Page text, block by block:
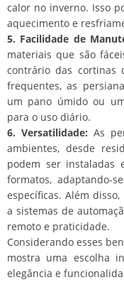
calor no inverno. Isso
aquecimento e
5. Facilidade de
materiais que são
contrário das cortinas
frequentes, as
um pano úmido ou
para o uso diário.
6. Versatilidade: As
ambientes, desde
podem ser instaladas
formatos, adaptando-
específicas. Além
a sistemas de
remoto e praticidade.
Considerando esses
mostra uma escolha
elegância e